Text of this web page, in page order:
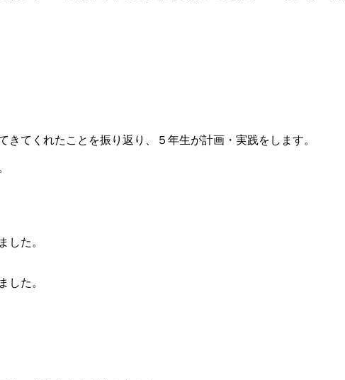
てくれたことを振り返り、５年生が計画・実践をします。
した。
した。